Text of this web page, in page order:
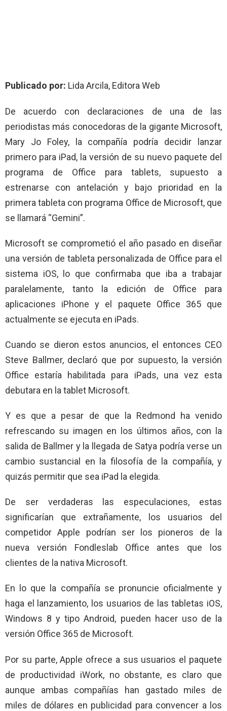
Publicado por: Lida Arcila, Editora Web
De acuerdo con declaraciones de una de las
periodistas más conocedoras de la gigante Microsoft,
Mary Jo Foley, la compañía podría decidir lanzar
primero para iPad, la versión de su nuevo paquete del
programa de Office para tablets, supuesto a
estrenarse con antelación y bajo prioridad en la
primera tableta con programa Office de Microsoft, que
se llamará “Gemini”.
Microsoft se comprometió el año pasado en diseñar
una versión de tableta personalizada de Office para el
sistema iOS, lo que confirmaba que iba a trabajar
paralelamente, tanto la edición de Office para
aplicaciones iPhone y el paquete Office 365 que
actualmente se ejecuta en iPads.
Cuando se dieron estos anuncios, el entonces CEO
Steve Ballmer, declaró que por supuesto, la versión
Office estaría habilitada para iPads, una vez esta
debutara en la tablet Microsoft.
Y es que a pesar de que la Redmond ha venido
refrescando su imagen en los últimos años, con la
salida de Ballmer y la llegada de Satya podría verse un
cambio sustancial en la filosofía de la compañía, y
quizás permitir que sea iPad la elegida.
De ser verdaderas las especulaciones, estas
significarían que extrañamente, los usuarios del
competidor Apple podrían ser los pioneros de la
nueva versión Fondleslab Office antes que los
clientes de la nativa Microsoft.
En lo que la compañía se pronuncie oficialmente y
haga el lanzamiento, los usuarios de las tabletas iOS,
Windows 8 y tipo Android, pueden hacer uso de la
versión Office 365 de Microsoft.
Por su parte, Apple ofrece a sus usuarios el paquete
de productividad iWork, no obstante, es claro que
aunque ambas compañías han gastado miles de
miles de dólares en publicidad para convencer a los